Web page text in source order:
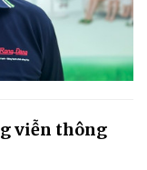
viễn thông